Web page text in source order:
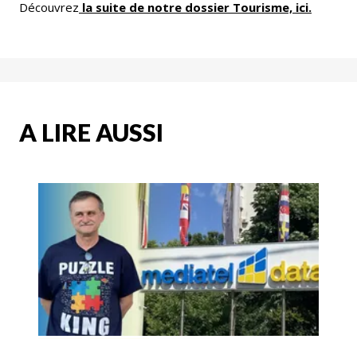
Découvrez la suite de notre dossier Tourisme, ici.
A LIRE AUSSI